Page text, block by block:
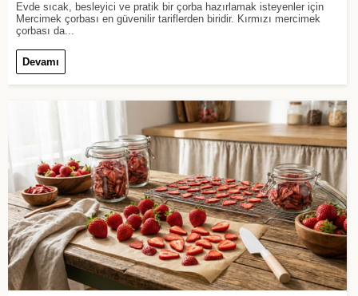
Evde sıcak, besleyici ve pratik bir çorba hazırlamak isteyenler için
Mercimek çorbası en güvenilir tariflerden biridir. Kırmızı mercimek
çorbası da...
Devamı